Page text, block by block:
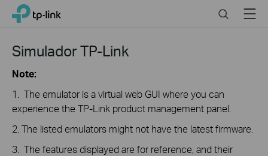
Click
navigation
TP-Link, Reliably Smart SearchMenu
Simulador TP-Link
Note:
1. The emulator is a virtual web GUI where you can
experience the TP-Link product management panel.
2. The listed emulators might not have the latest firmware.
3. The features displayed are for reference, and their